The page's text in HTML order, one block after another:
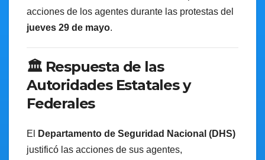
acciones de los agentes durante las protestas del
jueves 29 de mayo.
🏛️ Respuesta de las
Autoridades Estatales y
Federales
El
Departamento de Seguridad Nacional (DHS)
justificó las acciones de sus agentes,